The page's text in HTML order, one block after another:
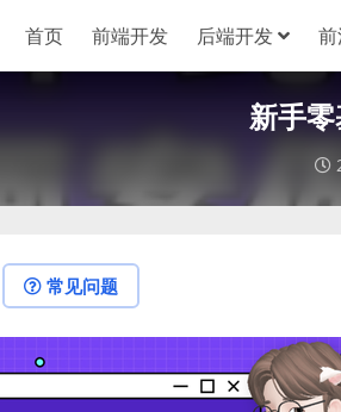
首页 前端开发 后端开发
新手
常见问题